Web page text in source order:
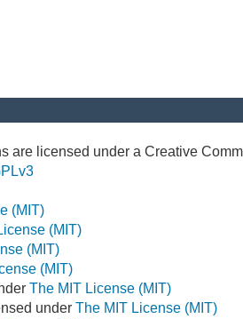
are licensed under a Creative
(MIT)
(MIT)
(MIT)
(MIT)
The MIT License (MIT)
underThe MIT License (MIT)